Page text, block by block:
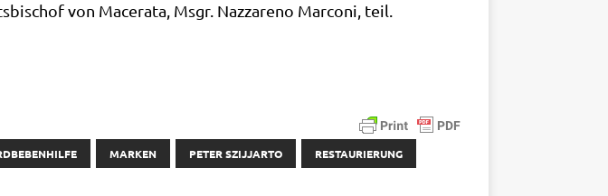
von Mace­ra­ta, Msgr. Naz­z­a­re­no Mar­co­ni, teil.
MARKEN PETER SZIJJARTO RESTAURIERUNG